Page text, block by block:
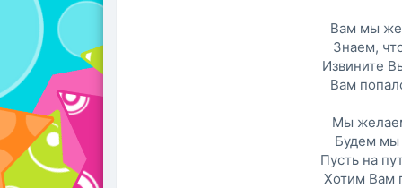
Вам мы
Знаем,
Извините
Вам
Мы
Будем мы
Пусть на
Хотим Вам